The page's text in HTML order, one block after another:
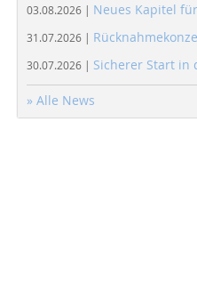
03.08.2026 | Neues Kapitel
31.07.2026 |
30.07.2026 | Sicherer Start in
» Alle News